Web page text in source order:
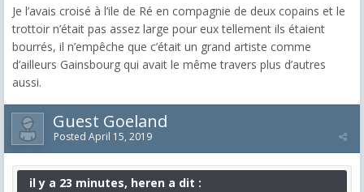
Je l’avais croisé à l’ile de Ré en compagnie de deux copains et le
trottoir n’était pas assez large pour eux tellement ils étaient
bourrés, il n’empêche que c’était un grand artiste comme
d’ailleurs Gainsbourg qui avait le même travers plus d’autres
aussi.
Guest Goeland
Posted April 15, 2019
il y a 23 minutes, heren a dit :